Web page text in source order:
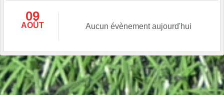
09
AOÛT Aucun évènement aujourd'hui